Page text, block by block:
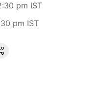
pm IST
pm IST